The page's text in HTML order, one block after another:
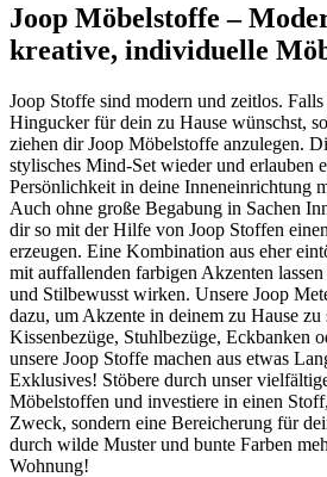
Joop Möbelstoffe –
kreative, individuelle
Joop Stoffe sind modern und zeitlos.
Hingucker für dein zu Hause wünschst,
ziehen dir Joop Möbelstoffe anzulegen.
stylisches Mind-Set wieder und erlauben
Persönlichkeit in deine Inneneinrichtung
Auch ohne große Begabung in Sachen
dir so mit der Hilfe von Joop Stoffen
erzeugen. Eine Kombination aus eher
mit auffallenden farbigen Akzenten
und Stilbewusst wirken. Unsere Joop
dazu, um Akzente in deinem zu Hause zu
Kissenbezüge, Stuhlbezüge, Eckbanken
unsere Joop Stoffe machen aus etwas
Exklusives! Stöbere durch unser
Möbelstoffen und investiere in einen
Zweck, sondern eine Bereicherung für
durch wilde Muster und bunte Farben
Wohnung!